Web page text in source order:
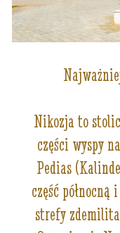
Nikozja to
części wyspy
Pedias
część
strefy